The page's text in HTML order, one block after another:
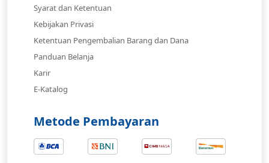
Syarat dan Ketentuan
Kebijakan Privasi
Ketentuan Pengembalian Barang dan Dana
Panduan Belanja
Karir
E-Katalog
Metode Pembayaran